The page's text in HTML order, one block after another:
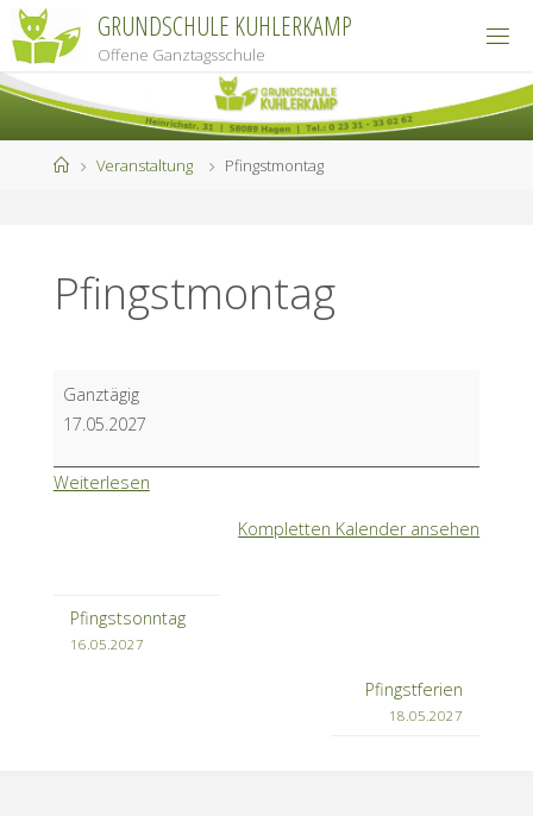
Zum
Inhalt
springen
GRUNDSCHULE KUHLERKAMP
Offene Ganztagsschule
StartVeranstaltung Pfingstmontag
Pfingstmontag
Pfingstmontag
Ganztägig
17.05.2027
Weiterlesen
Kompletten Kalender ansehen
Pfingstsonntag
16.05.2027
Pfingstferien
18.05.2027